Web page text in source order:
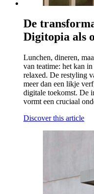
De
Digitopia als
Lunchen, dineren,
van teatime: het kan
relaxed. De restyling
meer dan een likje
digitale toekomst. De
vormt een cruciaal
Discover this article